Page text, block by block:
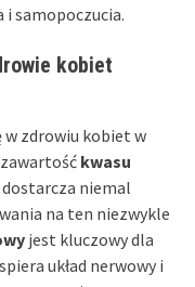
i samopoczucia.
kobiet
zdrowiu kobiet w
kwasu
dostarcza niemal
na ten niezwykle
jest kluczowy dla
układ nerwowy i